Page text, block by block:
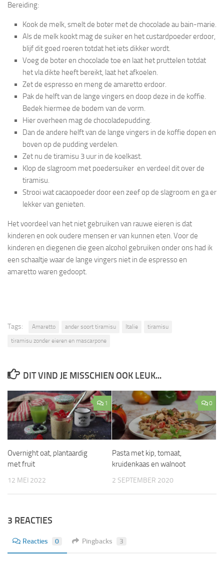
Bereiding:
Kook de melk, smelt de boter met de chocolade au bain-marie.
Als de melk kookt mag de suiker en het custardpoeder erdoor,
blijf dit goed roeren totdat het iets dikker wordt.
Voeg de boter en chocolade toe en laat het pruttelen totdat
het vla dikte heeft bereikt, laat het afkoelen.
Zet de espresso en meng de amaretto erdoor.
Pak de helft van de lange vingers en doop deze in de koffie.
Bedek hiermee de bodem van de vorm.
Hier overheen mag de chocoladepudding.
Dan de andere helft van de lange vingers in de koffie dopen en
boven op de pudding verdelen.
Zet nu de tiramisu 3 uur in de koelkast.
Klop de slagroom met poedersuiker en verdeel dit over de
tiramisu.
Strooi wat cacaopoeder door een zeef op de slagroom en ga er
lekker van genieten.
Het voordeel van het niet gebruiken van rauwe eieren is dat
kinderen en ook oudere mensen er van kunnen eten. Voor de
kinderen en diegenen die geen alcohol gebruiken onder ons had ik
een schaaltje waar de lange vingers niet in de espresso en
amaretto waren gedoopt.
Tags: Amaretto ander soort tiramisu Italie
tiramisu
tiramisu zonder eieren en mascarpone
DIT VIND JE MISSCHIEN OOK LEUK...
1
Overnight oat, plantaardig
met fruit
12 MEI 2022
0
Pasta met kip, tomaat,
kruidenkaas en walnoot
2 SEPTEMBER 2020
3 REACTIES
Reacties 0 Pingbacks 3